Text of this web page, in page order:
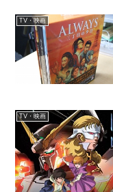
TV・映画
TV・映画